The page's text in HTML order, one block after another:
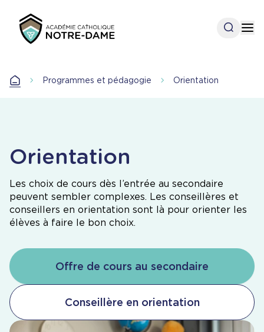
contenu
principal
Open
AccueilProgrammes et pédagogie Orientation
Orientation
Les choix de cours dès l’entrée au secondaire
peuvent sembler complexes. Les conseillères et
conseillers en orientation sont là pour orienter les
élèves à faire le bon choix.
Offre de cours au secondaire
Conseillère en orientation